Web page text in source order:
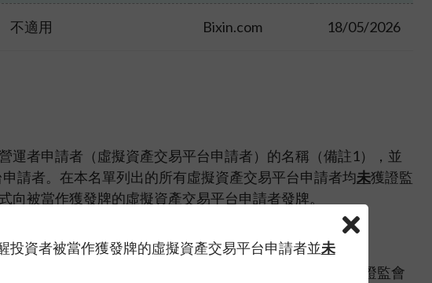
不適用 Bixin.com 18/05/2026
運者申請者（虛擬資產交易平台申請者）的名稱（備註1），並
請者。在本名單列出的所有虛擬資產交易平台申請者均未獲證監
向被當作獲發牌的虛擬資產交易平台申請者發牌。
對其向證監會申請牌照的情況作出失實或誤導性的陳述。
得獲證監會正式發牌的虛擬資產交易平台營運者的名稱。證監會
資者被當作獲發牌的虛擬資產交易平台申請者並未